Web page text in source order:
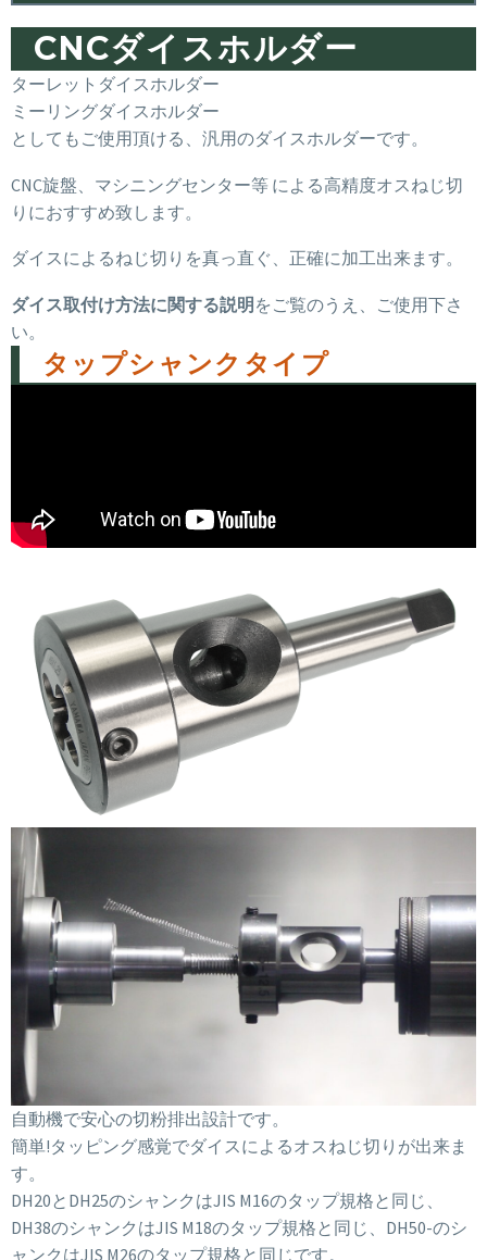
CNCダイスホルダー
ターレットダイスホルダー
ミーリングダイスホルダー
としてもご使用頂ける、汎用のダイスホルダーです。
CNC旋盤、マシニングセンター等 による高精度オスねじ切
りにおすすめ致します。
ダイスによるねじ切りを真っ直ぐ、正確に加工出来ます。
ダイス取付け方法に関する説明をご覧のうえ、ご使用下さ
い。
タップシャンクタイプ
自動機で安心の切粉排出設計です。
簡単!タッピング感覚でダイスによるオスねじ切りが出来ま
す。
DH20とDH25のシャンクはJIS M16のタップ規格と同じ、
DH38のシャンクはJIS M18のタップ規格と同じ、DH50-のシ
ャンクはJIS M26のタップ規格と同じです。